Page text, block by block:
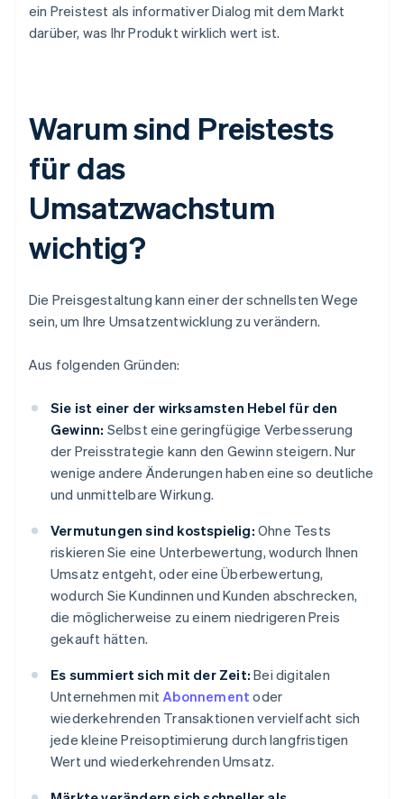
ein Preistest als informativer Dialog mit dem Markt
darüber, was Ihr Produkt wirklich wert ist.
Warum sind Preistests
für das
Umsatzwachstum
wichtig?
Die Preisgestaltung kann einer der schnellsten Wege
sein, um Ihre Umsatzentwicklung zu verändern.
Aus folgenden Gründen:
Sie ist einer der wirksamsten Hebel für den
Gewinn: Selbst eine geringfügige Verbesserung
der Preisstrategie kann den Gewinn steigern. Nur
wenige andere Änderungen haben eine so deutliche
und unmittelbare Wirkung.
Vermutungen sind kostspielig: Ohne Tests
riskieren Sie eine Unterbewertung, wodurch Ihnen
Umsatz entgeht, oder eine Überbewertung,
wodurch Sie Kundinnen und Kunden abschrecken,
die möglicherweise zu einem niedrigeren Preis
gekauft hätten.
Es summiert sich mit der Zeit: Bei digitalen
Unternehmen mitAbonnement oder
wiederkehrenden Transaktionen vervielfacht sich
jede kleine Preisoptimierung durch langfristigen
Wert und wiederkehrenden Umsatz.